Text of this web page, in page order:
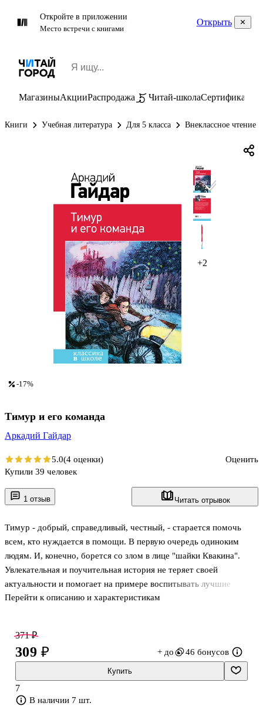
Откройте в приложении
Место встречи с книгами
Открыть
МагазиныАкцииРаспродажа Читай-школаСертификаты
Книги Учебная литература Для 5 класса Внеклассное чтение
+2
1 отзыв Читать отрывок
Тимур - добрый, справедливый, честный, - старается помочь
всем, кто нуждается в помощи. В первую очередь одиноким
людям. И, конечно, борется со злом в лице "шайки Квакина".
Увлекательная и поучительная история не теряет своей
актуальности и помогает на примере воспитывать лучшие
качества в детях, ведь гайдаровский Тимур и его команда очень
в школе и дома)», в которую собраны все произведения,
изучающиеся в начальной, средней школе и старших классах. Не
тратьте время на поиски литературных произведений, ведь в
этих книгах есть всё, что необходимо прочесть по школьной
программе: и дл
Перейти к описанию и характеристикам
-17%
Тимур и его команда
Аркадий Гайдар
5.0(4 оценки)
Оценить
Купили 39 человек
371 ₽
309 ₽ + до 46 бонусов
Купить
7
В наличии 7 шт.